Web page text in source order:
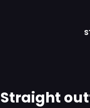
Straight